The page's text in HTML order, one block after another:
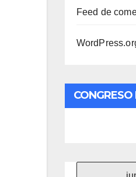
Feed de